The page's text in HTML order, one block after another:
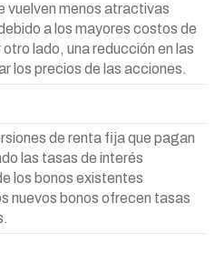
vuelven menos atractivas
a los mayores costos de
lado, una reducción en las
los precios de las acciones.
de renta fija que pagan
las tasas de interés
los bonos existentes
nuevos bonos ofrecen tasas